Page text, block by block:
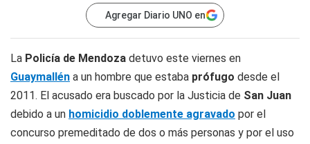
Agregar Diario UNO en
La Policía de Mendoza detuvo este viernes en
Guaymallén a un hombre que estaba prófugo desde el
2011. El acusado era buscado por la Justicia de San Juan
debido a un homicidio doblemente agravado por el
concurso premeditado de dos o más personas y por el uso